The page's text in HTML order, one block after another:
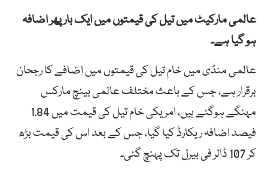
عالمی مارکیٹ میں تیل کی قیمتوں میں ایک بار پھر اضافہ
ہو گیا ہے۔
عالمی منڈی میں خام تیل کی قیمتوں میں اضافے کا رجحان
برقرار ہے، جس کے باعث مختلف عالمی بینچ مارکس
مہنگے ہوگئے ہیں، امریکی خام تیل کی قیمت میں 1.84
فیصد اضافہ ریکارڈ کیا گیا، جس کے بعد اس کی قیمت بڑھ
کر 107 ڈالر فی بیرل تک پہنچ گئی۔